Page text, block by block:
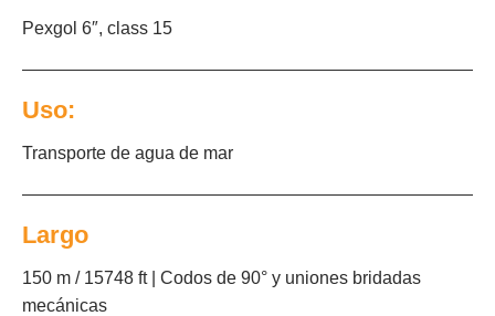
Pexgol 6″, class 15
Uso:
Transporte de agua de mar
Largo
150 m / 15748 ft | Codos de 90° y uniones bridadas
mecánicas